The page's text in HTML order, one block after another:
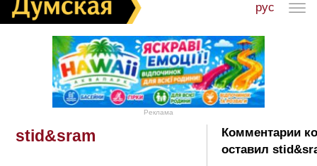
рус
Реклама
stid&sram
Комментарии
оставил